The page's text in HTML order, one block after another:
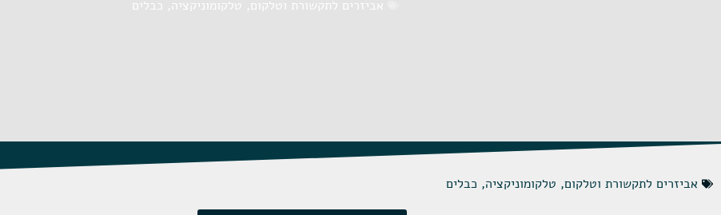
אביזרים לתקשורת וטלקום, טלקומוניקציה, כבלים
אביזרים לתקשורת וטלקום, טלקומוניקציה, כבלים